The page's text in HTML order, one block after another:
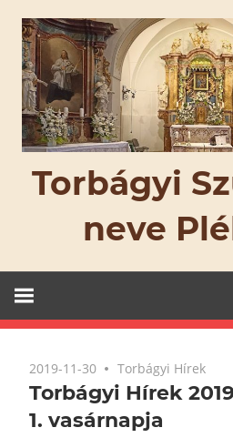
content
Torbágyi
neve
2019-11-30 Torbágyi Hírek
Torbágyi Hírek
1. vasárnapja